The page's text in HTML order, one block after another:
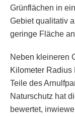
Grünflächen in
Gebiet qualitativ
geringe Fläche
Neben kleineren
Kilometer Radius
Teile des
Naturschutz hat
bewertet,